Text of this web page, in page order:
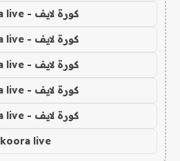
كورة لايف - koora live
كورة لايف - koora live
كورة لايف - koora live
كورة لايف - koora live
كورة لايف - koora live
koora live